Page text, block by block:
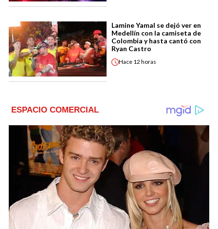
Lamine Yamal se dejó ver en
Medellín con la camiseta de
Colombia y hasta cantó con
Ryan Castro
Hace 12 horas